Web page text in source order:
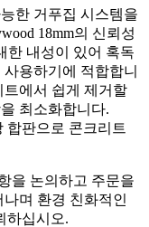
한 거푸집 시스템을
18mm의 신뢰성
한 내성이 있어 혹독
용하기에 적합합니
에서 쉽게 제거할
최소화합니다.
합판으로 콘크리트
을 논의하고 주문을
며 환경 친화적인
하십시오.